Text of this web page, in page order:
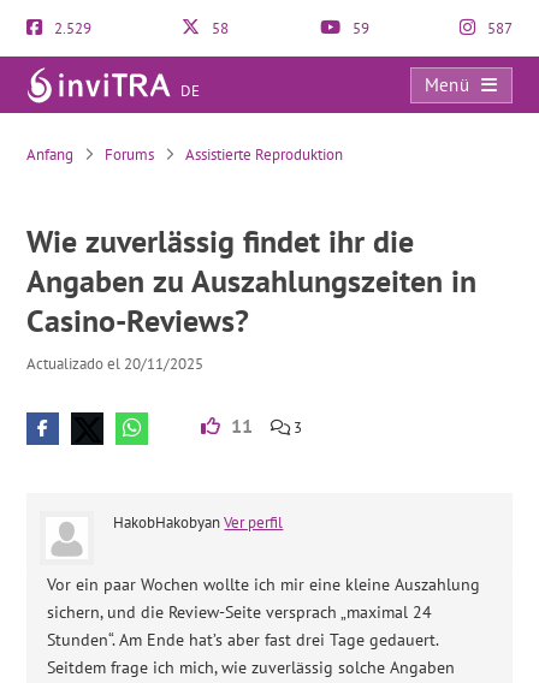
2.529 58 59 587
DE
Menü
Wie zuverlässig findet ihr die Angaben zu Auszahlungszeiten in Casino-Reviews?
Anfang Forums Assistierte Reproduktion
Wie zuverlässig findet ihr die
Angaben zu Auszahlungszeiten in
Casino-Reviews?
Actualizado el 20/11/2025
11 3
HakobHakobyanVer perfil
Vor ein paar Wochen wollte ich mir eine kleine Auszahlung
sichern, und die Review-Seite versprach „maximal 24
Stunden“. Am Ende hat’s aber fast drei Tage gedauert.
Seitdem frage ich mich, wie zuverlässig solche Angaben